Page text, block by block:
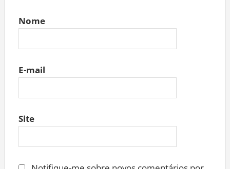
Nome
E-mail
Site